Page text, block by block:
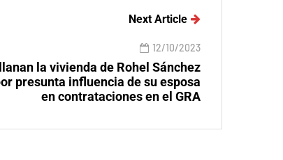
Next Article
12/10/2023
la vivienda de Rohel Sánchez
presunta influencia de su esposa
en contrataciones en el GRA